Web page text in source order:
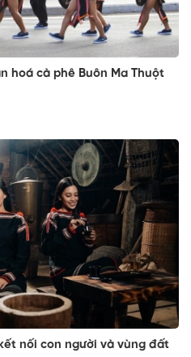
hoá cà phê Buôn Ma Thuột
nối con người và vùng đất